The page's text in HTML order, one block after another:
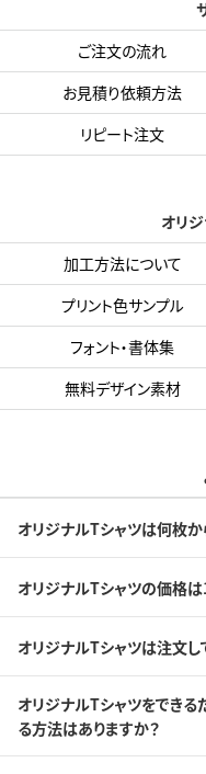
ご注文の流れ
お見積り依頼方法
リピート注文
オリ
加工方法について
プリント色サンプル
フォント・書体集
無料デザイン素材
オリジナルTシャツは何枚か
オリジナルTシャツの価格は
オリジナルTシャツは注文
オリジナルTシャツをできる
る方法はありますか？